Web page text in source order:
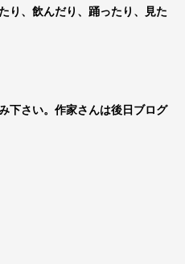
り、飲んだり、踊ったり、見た
下さい。作家さんは後日ブログ